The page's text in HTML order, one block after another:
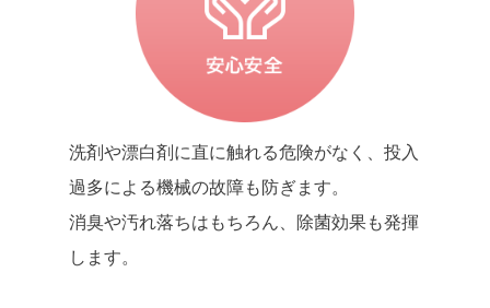
洗剤や漂白剤に直に触れる危険がなく、投入
過多による機械の故障も防ぎます。
消臭や汚れ落ちはもちろん、除菌効果も発揮
します。